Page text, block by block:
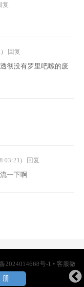
复
回复
彻没有罗里吧嗦的废
03:21)
回复
一下啊
2024014668号-1 • 客服微
册